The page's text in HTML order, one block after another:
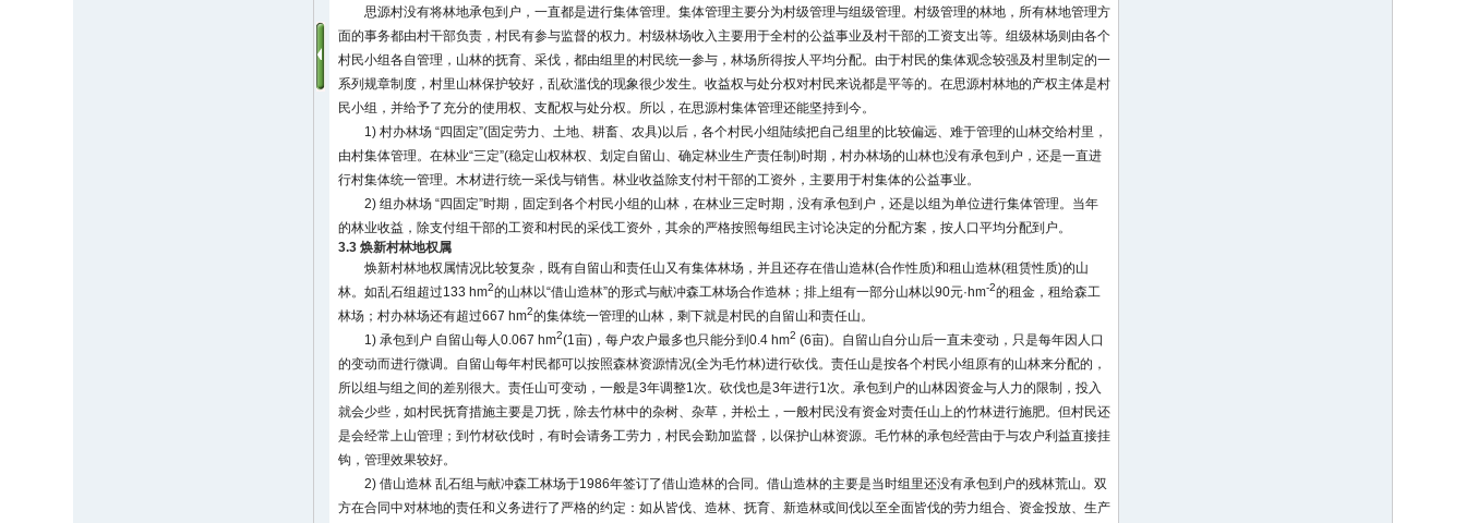
思源村没有将林地承包到户，一直都是进行集体管理。集体管理主要分为村级管理与组级管理。村级管理的林地，所有林地管理方
面的事务都由村干部负责，村民有参与监督的权力。村级林场收入主要用于全村的公益事业及村干部的工资支出等。组级林场则由各个
村民小组各自管理，山林的抚育、采伐，都由组里的村民统一参与，林场所得按人平均分配。由于村民的集体观念较强及村里制定的一
系列规章制度，村里山林保护较好，乱砍滥伐的现象很少发生。收益权与处分权对村民来说都是平等的。在思源村林地的产权主体是村
民小组，并给予了充分的使用权、支配权与处分权。所以，在思源村集体管理还能坚持到今。
1) 村办林场 “四固定”(固定劳力、土地、耕畜、农具)以后，各个村民小组陆续把自己组里的比较偏远、难于管理的山林交给村里，
由村集体管理。在林业“三定”(稳定山权林权、划定自留山、确定林业生产责任制)时期，村办林场的山林也没有承包到户，还是一直进
行村集体统一管理。木材进行统一采伐与销售。林业收益除支付村干部的工资外，主要用于村集体的公益事业。
2) 组办林场 “四固定”时期，固定到各个村民小组的山林，在林业三定时期，没有承包到户，还是以组为单位进行集体管理。当年
的林业收益，除支付组干部的工资和村民的采伐工资外，其余的严格按照每组民主讨论决定的分配方案，按人口平均分配到户。
3.3 焕新村林地权属
焕新村林地权属情况比较复杂，既有自留山和责任山又有集体林场，并且还存在借山造林(合作性质)和租山造林(租赁性质)的山
林。如乱石组超过133 hm2的山林以“借山造林”的形式与献冲森工林场合作造林；排上组有一部分山林以90元·hm-2的租金，租给森工
林场；村办林场还有超过667 hm2的集体统一管理的山林，剩下就是村民的自留山和责任山。
1) 承包到户 自留山每人0.067 hm2(1亩)，每户农户最多也只能分到0.4 hm2 (6亩)。自留山自分山后一直未变动，只是每年因人口
的变动而进行微调。自留山每年村民都可以按照森林资源情况(全为毛竹林)进行砍伐。责任山是按各个村民小组原有的山林来分配的，
所以组与组之间的差别很大。责任山可变动，一般是3年调整1次。砍伐也是3年进行1次。承包到户的山林因资金与人力的限制，投入
就会少些，如村民抚育措施主要是刀抚，除去竹林中的杂树、杂草，并松土，一般村民没有资金对责任山上的竹林进行施肥。但村民还
是会经常上山管理；到竹材砍伐时，有时会请务工劳力，村民会勤加监督，以保护山林资源。毛竹林的承包经营由于与农户利益直接挂
钩，管理效果较好。
2) 借山造林 乱石组与献冲森工林场于1986年签订了借山造林的合同。借山造林的主要是当时组里还没有承包到户的残林荒山。双
方在合同中对林地的责任和义务进行了严格的约定：如从皆伐、造林、抚育、新造林或间伐以至全面皆伐的劳力组合、资金投放、生产